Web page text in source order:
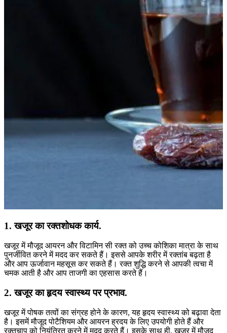
1. खजूर का रक्तशोधक कार्य.
खजूर में मौजूद आयरन और विटामिन सी रक्त को उच्च कोशिका मात्रा के साथ
पुनर्जीवित करने में मदद कर सकते हैं। इससे आपके शरीर में रक्तांब बढ़ता है
और आप ऊर्जावान महसूस कर सकते हैं। रक्त शुद्धि करने से आपकी त्वचा में
चमक आती है और आप ताजगी का एहसास करते हैं।
2. खजूर का हृदय स्वास्थ्य पर प्रभाव.
खजूर में पोषक तत्वों का संग्रह होने के कारण, यह हृदय स्वास्थ्य को बढ़ावा देता
है। इसमें मौजूद पोटैशियम और आयरन ह्रदय के लिए उपयोगी होते हैं और
रक्तचाप को नियंत्रित करने में मदद करते हैं। इसके साथ ही, खजूर में मौजूद